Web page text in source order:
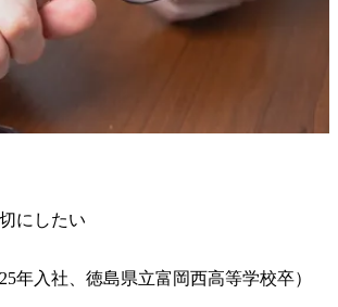
にしたい
年入社、徳島県立富岡西高等学校卒）